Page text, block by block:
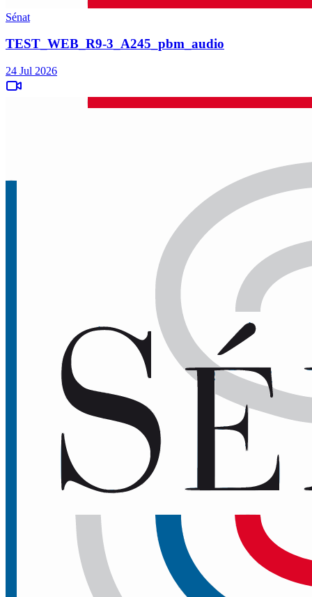
Sénat
TEST_WEB_R9-3_A245_pbm_audio
24 Jul 2026